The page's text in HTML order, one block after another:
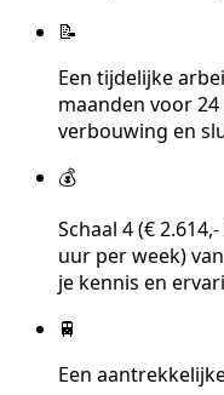
📝
Een tijdelijke
maanden voor
verbouwing en
💰
Schaal 4 (€
uur per week)
je kennis en
🚆
Een